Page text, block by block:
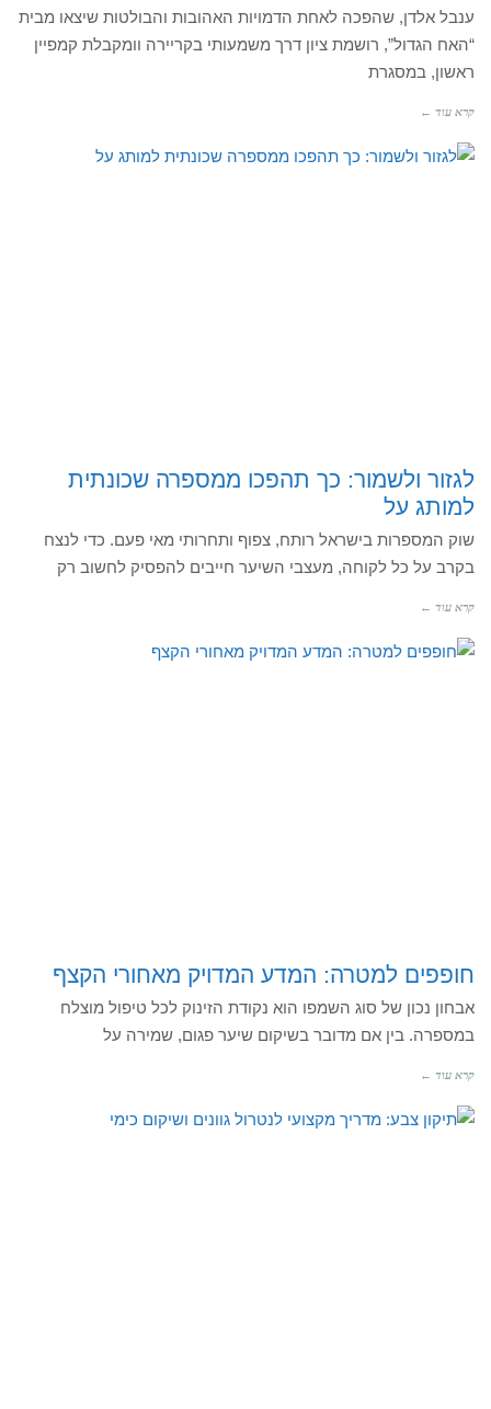
ענבל אלדן, שהפכה לאחת הדמויות האהובות והבולטות שיצאו מבית
“האח הגדול”, רושמת ציון דרך משמעותי בקריירה וומקבלת קמפיין
ראשון, במסגרת
קרא עוד ←
לגזור ולשמור: כך תהפכו ממספרה שכונתית
למותג על
שוק המספרות בישראל רותח, צפוף ותחרותי מאי פעם. כדי לנצח
בקרב על כל לקוחה, מעצבי השיער חייבים להפסיק לחשוב רק
קרא עוד ←
חופפים למטרה: המדע המדויק מאחורי הקצף
אבחון נכון של סוג השמפו הוא נקודת הזינוק לכל טיפול מוצלח
במספרה. בין אם מדובר בשיקום שיער פגום, שמירה על
קרא עוד ←